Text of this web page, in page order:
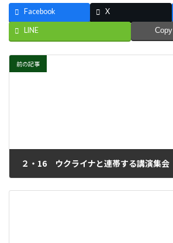
Facebook X
LINE Copy
前の記事
２・16 ウクライナと連帯する講演集会